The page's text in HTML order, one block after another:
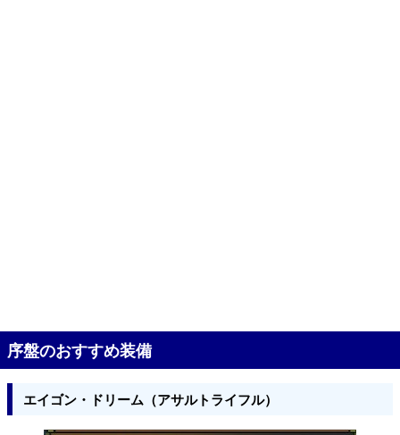
序盤のおすすめ装備
エイゴン・ドリーム（アサルトライフル）